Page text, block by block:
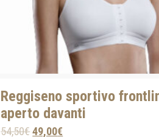
Reggiseno sportivo
aperto davanti
54,50€ 49,00€